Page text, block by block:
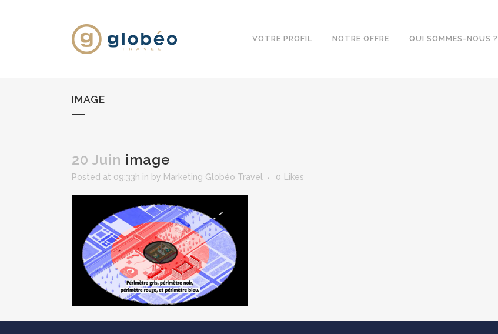
VOTRE PROFIL NOTRE OFFRE QUI SOMMES-NOUS ?
IMAGE
20 Juin image
Posted at 09:33h in by Marketing Globéo Travel 0 Likes